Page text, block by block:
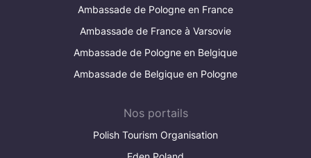
Ambassade de Pologne en France
Ambassade de France à Varsovie
Ambassade de Pologne en Belgique
Ambassade de Belgique en Pologne
Nos portails
Polish Tourism Organisation